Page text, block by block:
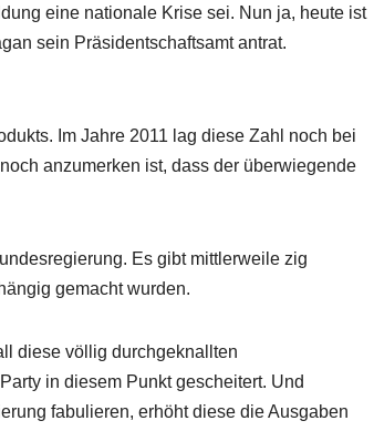
eine nationale Krise sei. Nun ja, heute ist
sein Präsidentschaftsamt antrat.
Im Jahre 2011 lag diese Zahl noch bei
anzumerken ist, dass der überwiegende
Es gibt mittlerweile zig
gemacht wurden.
diese völlig durchgeknallten
in diesem Punkt gescheitert. Und
fabulieren, erhöht diese die Ausgaben